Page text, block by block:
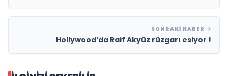
SONRAKI HABER
Hollywood’da Raif Akyüz rüzgarı esiyor !